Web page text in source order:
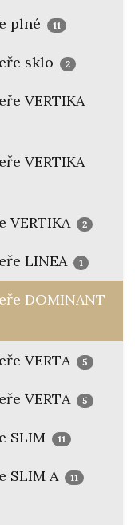
plné 11
sklo 2
VERTIKA
VERTIKA
VERTIKA 2
LINEA 1
DOMINANT
VERTA 5
VERTA 5
SLIM 11
SLIM A 11